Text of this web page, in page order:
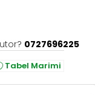
0727696225
Tabel Marimi